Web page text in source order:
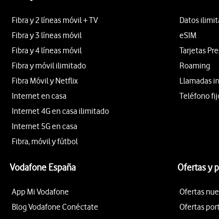
Fibra y 2 líneas móvil + TV
Fibra y 3 líneas móvil
Fibra y 4 líneas móvil
Fibra y móvil ilimitado
Fibra Móvil y Netflix
Internet en casa
Internet 4G en casa ilimitado
Internet 5G en casa
Fibra, móvil y fútbol
Datos
eSIM
Tarjetas
Roaming
Llamadas
Teléfono
Vodafone España
App Mi Vodafone
Blog Vodafone Conéctate
Ofertas y
Ofertas
Ofertas